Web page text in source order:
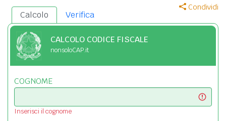
Condividi
Calcolo Verifica
CALCOLO CODICE FISCALE
nonsoloCAP.it
COGNOME
Inserisci il cognome